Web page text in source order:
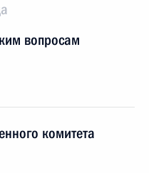
вопросам
комитета